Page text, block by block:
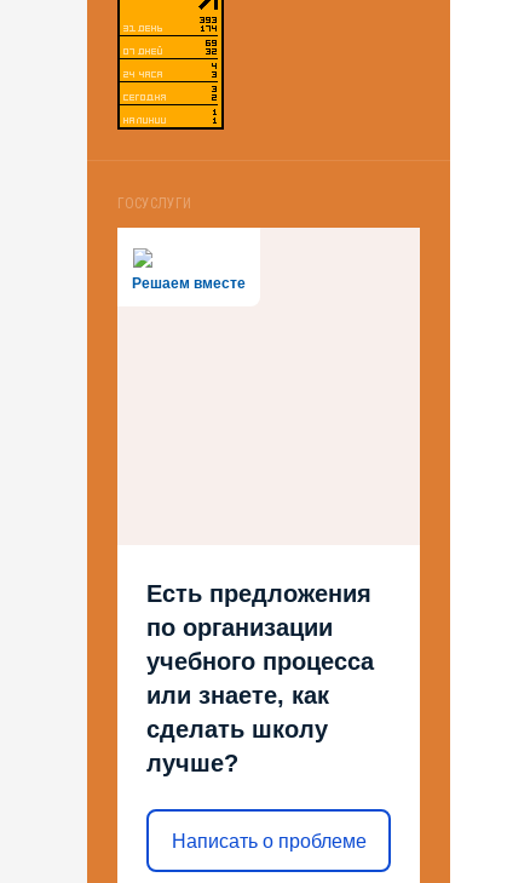
ГОСУСЛУГИ
Решаем вместе
Есть предложения
по организации
учебного процесса
или знаете, как
сделать школу
лучше?
Написать о проблеме